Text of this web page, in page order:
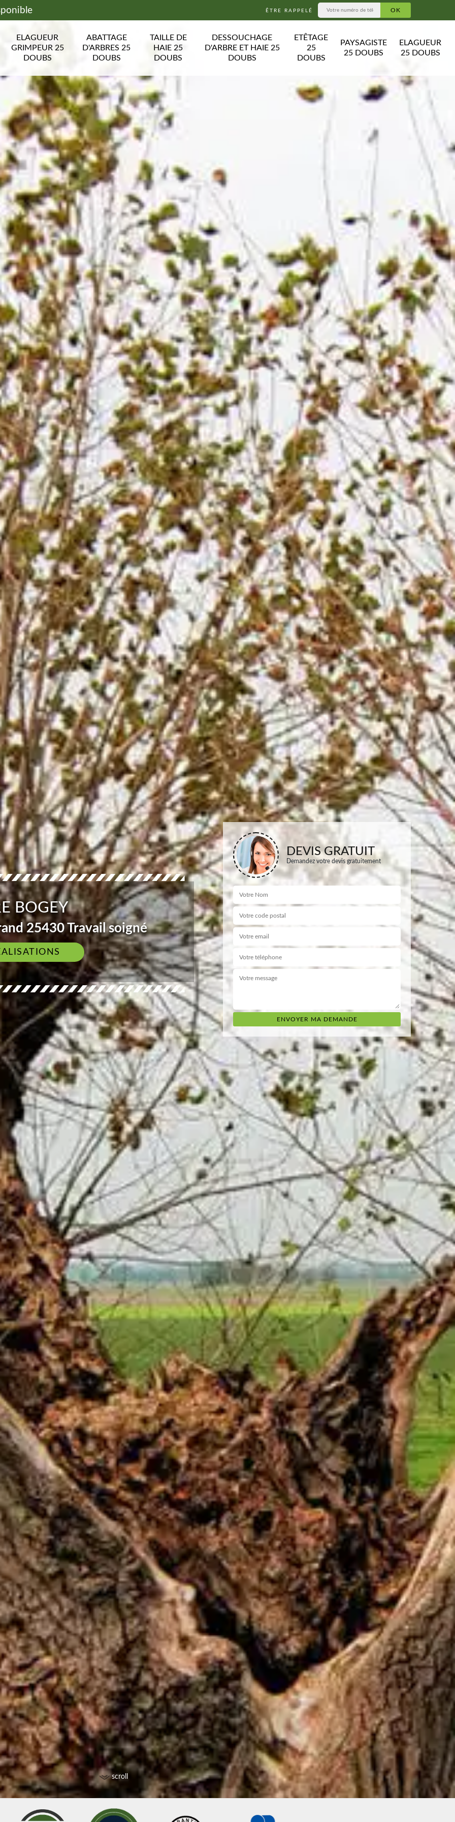
ÊTRE RAPPELÉ
ELAGUEUR
GRIMPEUR 25
DOUBS
ABATTAGE
D'ARBRES 25
DOUBS
TAILLE DE
HAIE 25
DOUBS
DESSOUCHAGE
D'ARBRE ET HAIE 25
DOUBS
ETÊTAGE
25
DOUBS
PAYSAGISTE
25 DOUBS
ELAGUEUR
25 DOUBS
scroll
BOGEY
25430 Travail soigné
DEVIS GRATUIT
Demandez votre devis gratuitement